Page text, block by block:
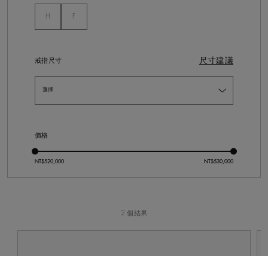
H F
戒指尺寸 尺寸建議
價格
2 個結果